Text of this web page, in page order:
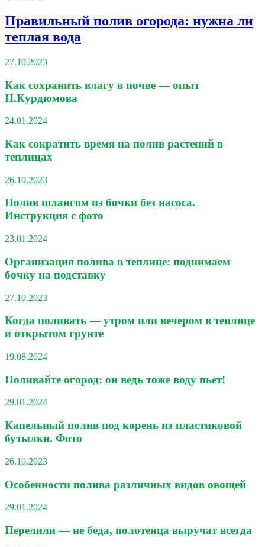
Правильный полив огорода: нужна ли
теплая вода
27.10.2023
Как сохранить влагу в почве — опыт
Н.Курдюмова
24.01.2024
Как сократить время на полив растений в
теплицах
26.10.2023
Полив шлангом из бочки без насоса.
Инструкция с фото
23.01.2024
Организация полива в теплице: поднимаем
бочку на подставку
27.10.2023
Когда поливать — утром или вечером в теплице
и открытом грунте
19.08.2024
Поливайте огород: он ведь тоже воду пьет!
29.01.2024
Капельный полив под корень из пластиковой
бутылки. Фото
26.10.2023
Особенности полива различных видов овощей
29.01.2024
Перелили — не беда, полотенца выручат всегда